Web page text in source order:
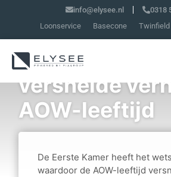
info@elysee.nl
0318
Loonservice
Basecone Twinfield
Wetsvoorstel
versnelde
AOW-leeftijd
De Eerste Kamer heeft het
waardoor de AOW-leeftijd